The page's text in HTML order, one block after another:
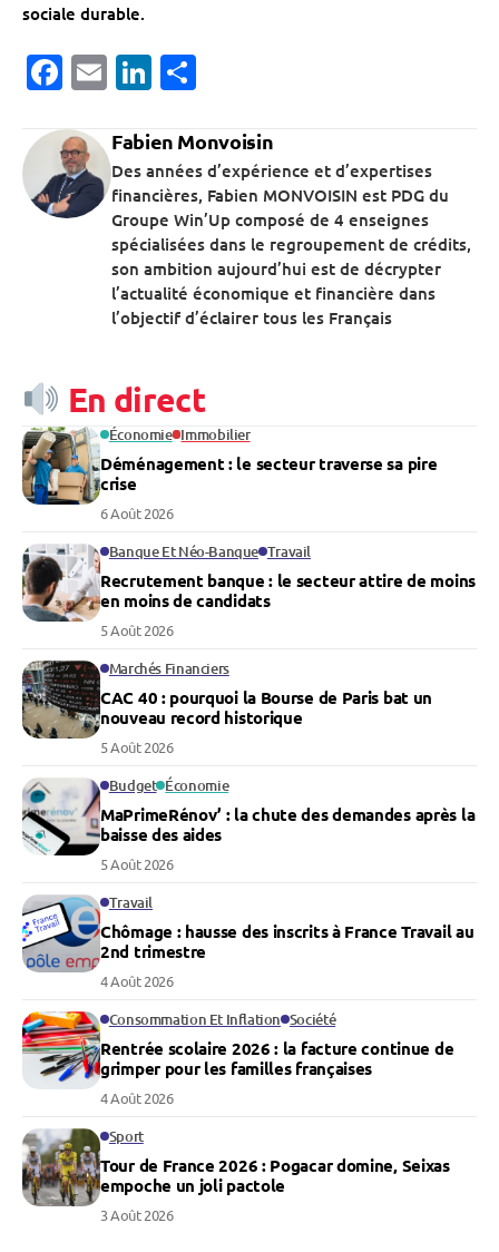
sociale durable.
Facebook
EmailLinkedIn
Fabien Monvoisin
Des années d’expérience et d’expertises
financières, Fabien MONVOISIN est PDG du
Groupe Win’Up composé de 4 enseignes
spécialisées dans le regroupement de crédits,
son ambition aujourd’hui est de décrypter
l’actualité économique et financière dans
l’objectif d’éclairer tous les Français
En direct
Économie Immobilier
Déménagement : le secteur traverse sa pire
crise
6 Août 2026
Banque Et Néo-Banque Travail
Recrutement banque : le secteur attire de moins
en moins de candidats
5 Août 2026
Marchés Financiers
CAC 40 : pourquoi la Bourse de Paris bat un
nouveau record historique
5 Août 2026
Budget Économie
MaPrimeRénov’ : la chute des demandes après la
baisse des aides
5 Août 2026
Travail
Chômage : hausse des inscrits à France Travail au
2nd trimestre
4 Août 2026
Consommation Et Inflation Société
Rentrée scolaire 2026 : la facture continue de
grimper pour les familles françaises
4 Août 2026
Sport
Tour de France 2026 : Pogacar domine, Seixas
empoche un joli pactole
3 Août 2026